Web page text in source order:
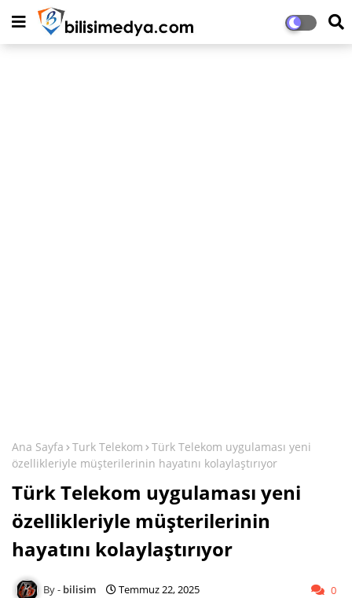
Ana Sayfa Turk Telekom
Türk Telekom uygulaması yeni
özellikleriyle müşterilerinin hayatını kolaylaştırıyor
Türk Telekom uygulaması yeni
özellikleriyle müşterilerinin
hayatını kolaylaştırıyor
bilisim Temmuz 22, 2025 0